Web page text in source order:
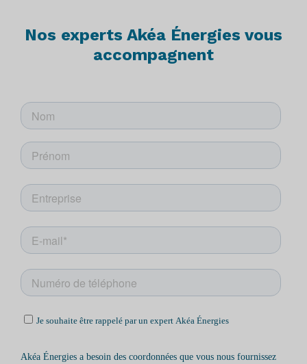
Nos experts Akéa Énergies vous
accompagnent